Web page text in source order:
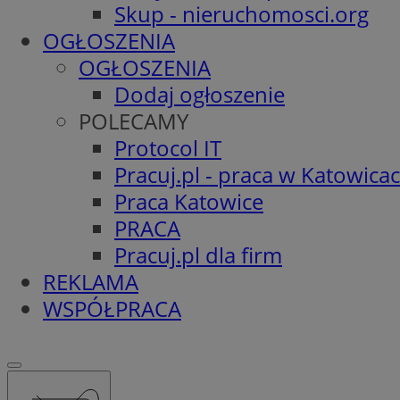
Skup - nieruchomosci.org
OGŁOSZENIA
OGŁOSZENIA
Dodaj ogłoszenie
POLECAMY
Protocol IT
Pracuj.pl - praca w
Praca Katowice
PRACA
Pracuj.pl dla firm
REKLAMA
WSPÓŁPRACA